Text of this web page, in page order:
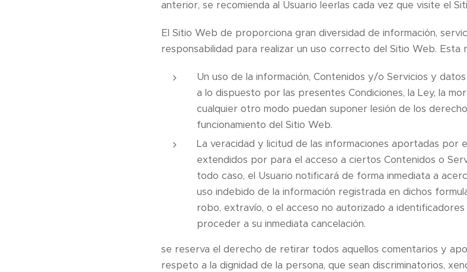
anterior, se recomienda al Usuario leerlas cada vez que visite el
El Sitio Web de proporciona gran diversidad de información,
responsabilidad para realizar un uso correcto del Sitio Web. Esta
Un uso de la información, Contenidos y/o Servicios y
a lo dispuesto por las presentes Condiciones, la Ley, la
cualquier otro modo puedan suponer lesión de los
funcionamiento del Sitio Web.
La veracidad y licitud de las informaciones aportadas por
extendidos por para el acceso a ciertos Contenidos o
todo caso, el Usuario notificará de forma inmediata a
uso indebido de la información registrada en dichos
robo, extravío, o el acceso no autorizado a
proceder a su inmediata cancelación.
se reserva el derecho de retirar todos aquellos comentarios y
respeto a la dignidad de la persona, que sean discriminatorios,